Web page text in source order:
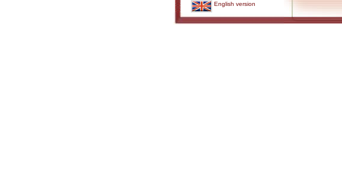
English version